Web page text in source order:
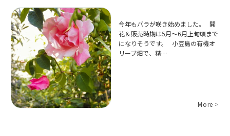
今年もバラが咲き始めました。 開
花＆販売時期は5月～6月上旬頃まで
になりそうです。 小豆島の有機オ
リーブ畑で、精…
More >